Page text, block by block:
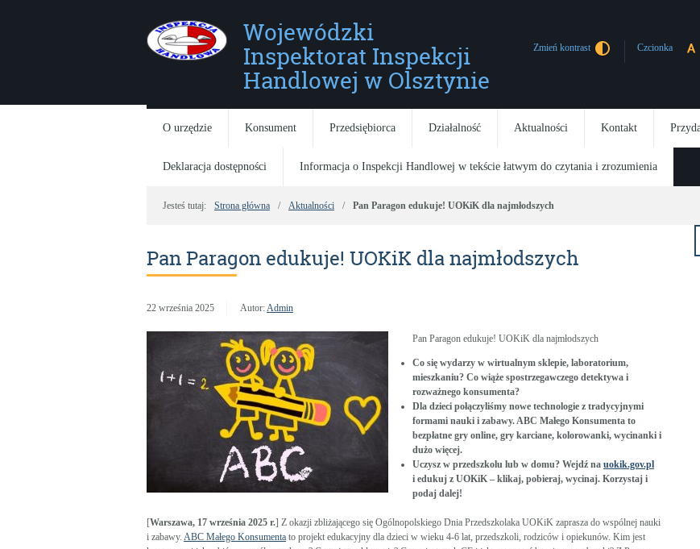
Wojewódzki
Inspektorat Inspekcji
Handlowej w Olsztynie
Zmień kontrast Czcionka
O urzędzie Konsument Przedsiębiorca Działalność Aktualności Kontakt
Deklaracja dostępności Informacja o Inspekcji Handlowej w tekście łatwym do czytania i zrozumienia
Jesteś tutaj: Strona główna Aktualności Pan Paragon edukuje! UOKiK dla najmłodszych
Pan Paragon edukuje! UOKiK dla najmłodszych
22 września 2025 Autor:Admin
Pan Paragon edukuje! UOKiK dla najmłodszych
Co się wydarzy w wirtualnym sklepie, laboratorium,
mieszkaniu? Co wiąże spostrzegawczego detektywa i
rozważnego konsumenta?
Dla dzieci połączyliśmy nowe technologie z tradycyjnymi
formami nauki i zabawy. ABC Małego Konsumenta to
bezpłatne gry online, gry karciane, kolorowanki, wycinanki i
dużo więcej.
Uczysz w przedszkolu lub w domu? Wejdź na uokik.gov.pl
i edukuj z UOKiK – klikaj, pobieraj, wycinaj. Korzystaj i
podaj dalej!
[Warszawa, 17 września 2025 r.] Z okazji zbliżającego się Ogólnopolskiego Dnia Przedszkolaka UOKiK zaprasza do wspólnej nauki
i zabawy. ABC Małego Konsumenta to projekt edukacyjny dla dzieci w wieku 4-6 lat, przedszkoli, rodziców i opiekunów. Kim jest